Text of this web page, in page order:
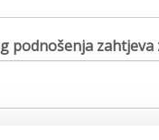
podnošenja